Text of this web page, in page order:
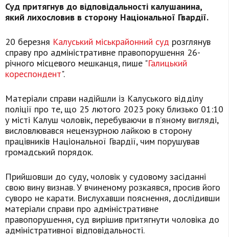
Суд притягнув до відповідальності калушанина,
який лихословив в сторону Національної Гвардії.
20 березня Калуський міськрайонний суд розглянув
справу про адміністративне правопорушення 26-
річного місцевого мешканця, пише "Галицький
кореспондент".
Матеріали справи надійшли із Калуського відділу
поліції про те, що 25 лютого 2023 року близько 01:10
у місті Калуш чоловік, перебуваючи в п’яному вигляді,
висловлювався нецензурною лайкою в сторону
працівників Національної Гвардії, чим порушував
громадський порядок.
Прийшовши до суду, чоловік у судовому засіданні
свою вину визнав. У вчиненому розкаявся, просив його
суворо не карати. Вислухавши пояснення, дослідивши
матеріали справи про адміністративне
правопорушення, суд вирішив притягнути чоловіка до
адміністративної відповідальності.